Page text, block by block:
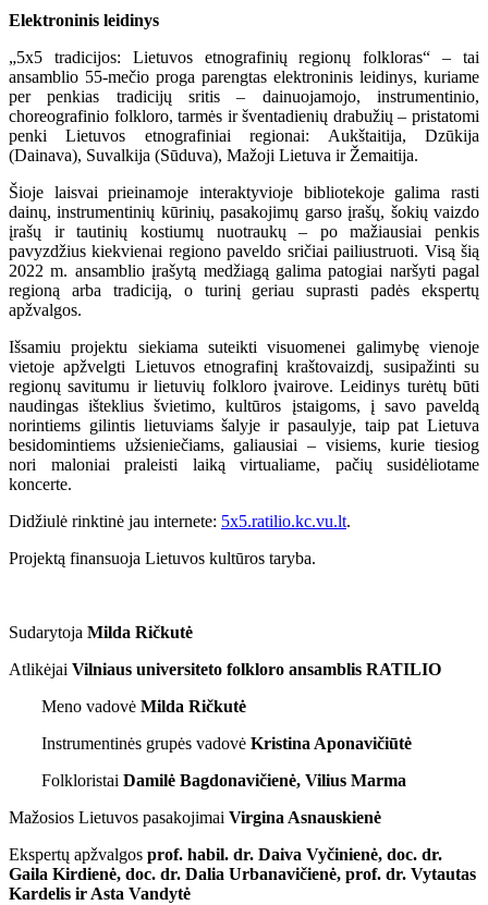
Elektroninis leidinys
„5x5 tradicijos: Lietuvos etnografinių regionų folkloras“ – tai
ansamblio 55-mečio proga parengtas elektroninis leidinys, kuriame
per penkias tradicijų sritis – dainuojamojo, instrumentinio,
choreografinio folkloro, tarmės ir šventadienių drabužių – pristatomi
penki Lietuvos etnografiniai regionai: Aukštaitija, Dzūkija
(Dainava), Suvalkija (Sūduva), Mažoji Lietuva ir Žemaitija.
Šioje laisvai prieinamoje interaktyvioje bibliotekoje galima rasti
dainų, instrumentinių kūrinių, pasakojimų garso įrašų, šokių vaizdo
įrašų ir tautinių kostiumų nuotraukų – po mažiausiai penkis
pavyzdžius kiekvienai regiono paveldo sričiai pailiustruoti. Visą šią
2022 m. ansamblio įrašytą medžiagą galima patogiai naršyti pagal
regioną arba tradiciją, o turinį geriau suprasti padės ekspertų
apžvalgos.
Išsamiu projektu siekiama suteikti visuomenei galimybę vienoje
vietoje apžvelgti Lietuvos etnografinį kraštovaizdį, susipažinti su
regionų savitumu ir lietuvių folkloro įvairove. Leidinys turėtų būti
naudingas išteklius švietimo, kultūros įstaigoms, į savo paveldą
norintiems gilintis lietuviams šalyje ir pasaulyje, taip pat Lietuva
besidomintiems užsieniečiams, galiausiai – visiems, kurie tiesiog
nori maloniai praleisti laiką virtualiame, pačių susidėliotame
koncerte.
Didžiulė rinktinė jau internete: 5x5.ratilio.kc.vu.lt.
Projektą finansuoja Lietuvos kultūros taryba.
Sudarytoja Milda Ričkutė
Atlikėjai Vilniaus universiteto folkloro ansamblis RATILIO
Meno vadovė Milda Ričkutė
Instrumentinės grupės vadovė Kristina Aponavičiūtė
Folkloristai Damilė Bagdonavičienė, Vilius Marma
Mažosios Lietuvos pasakojimai Virgina Asnauskienė
Ekspertų apžvalgos prof. habil. dr. Daiva Vyčinienė, doc. dr.
Gaila Kirdienė, doc. dr. Dalia Urbanavičienė, prof. dr. Vytautas
Kardelis ir Asta Vandytė